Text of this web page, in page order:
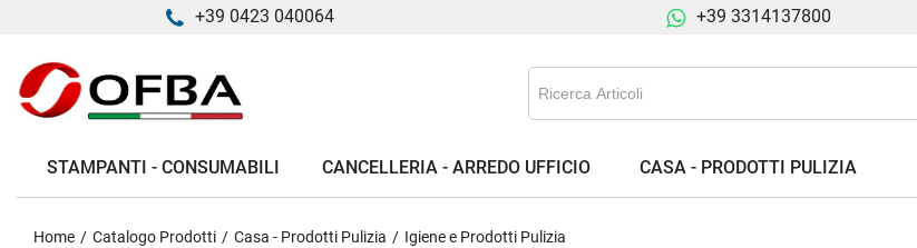
+39 0423 040064 +39 3314137800
STAMPANTI - CONSUMABILI CANCELLERIA - ARREDO UFFICIO CASA - PRODOTTI PULIZIA
Home Catalogo Prodotti Casa - Prodotti Pulizia Igiene e Prodotti Pulizia